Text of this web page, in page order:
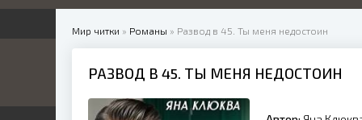
Мир читки » Романы » Развод в 45. Ты меня недостоин
РАЗВОД В 45. ТЫ МЕНЯ НЕДОСТОИН